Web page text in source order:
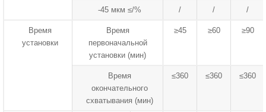
-45 мкм ≤/% / / /
Время
установки
Время
первоначальной
установки (мин)
≥45 ≥60 ≥90
Время
окончательного
схватывания (мин)
≤360 ≤360 ≤360